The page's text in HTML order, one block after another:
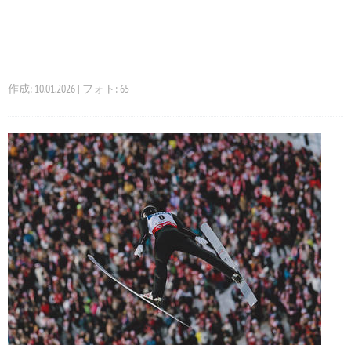
作成: 10.01.2026 | フォト: 65